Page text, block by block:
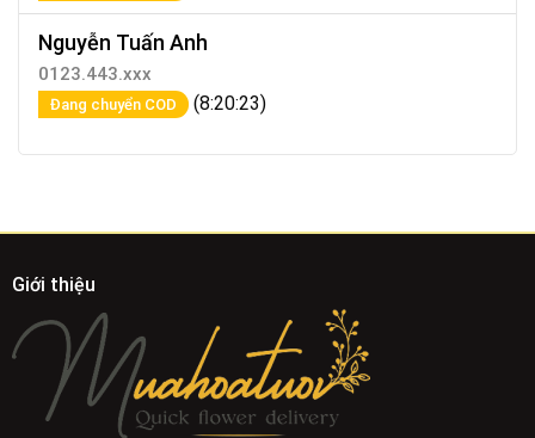
Nguyễn Tuấn Anh
0123.443.xxx
Đang chuyển COD (8:20:23)
Giới thiệu